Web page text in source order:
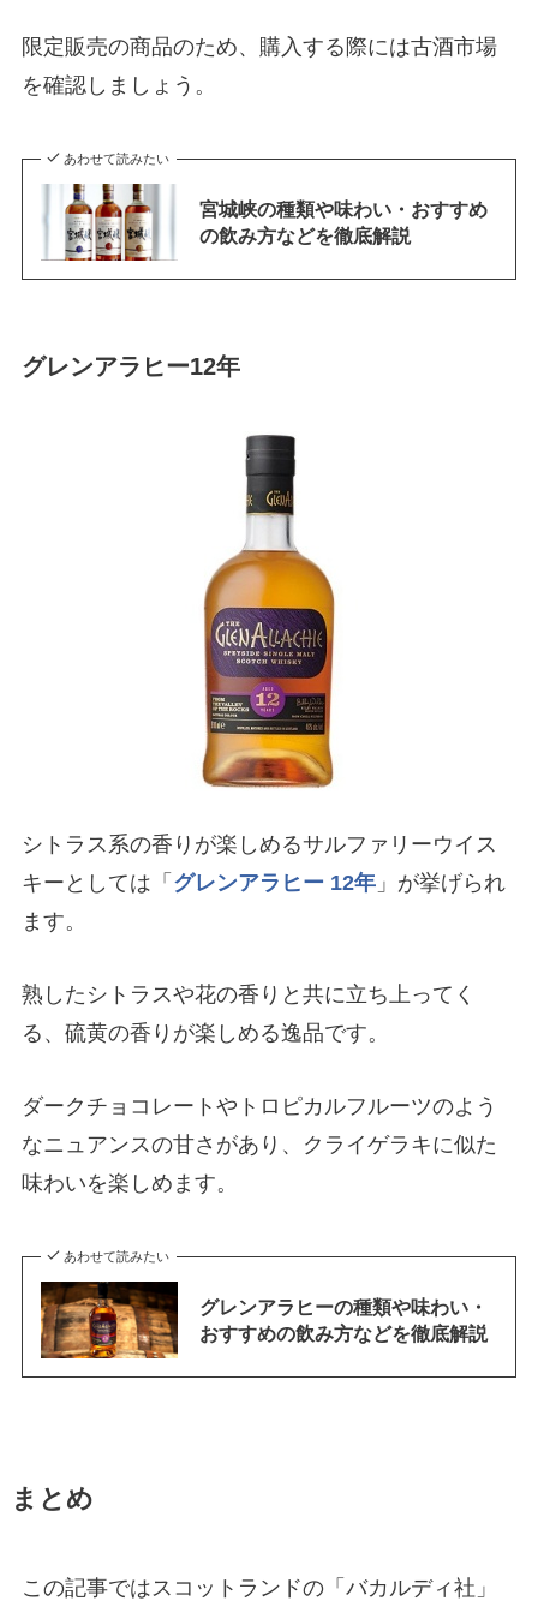
限定販売の商品のため、購入する際には古酒市場
を確認しましょう。
あわせて読みたい
宮城峡の種類や味わい・おすすめ
の飲み方などを徹底解説
グレンアラヒー12年
シトラス系の香りが楽しめるサルファリーウイス
キーとしては「 グレンアラヒー 12年」が挙げられ
ます。
熟したシトラスや花の香りと共に立ち上ってく
る、硫黄の香りが楽しめる逸品です。
ダークチョコレートやトロピカルフルーツのよう
なニュアンスの甘さがあり、クライゲラキに似た
味わいを楽しめます。
あわせて読みたい
グレンアラヒーの種類や味わい・
おすすめの飲み方などを徹底解説
まとめ
この記事ではスコットランドの「バカルディ社」